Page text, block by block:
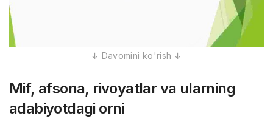
Mif, afsona, rivoyatlar va ularning
adabiyotdagi orni